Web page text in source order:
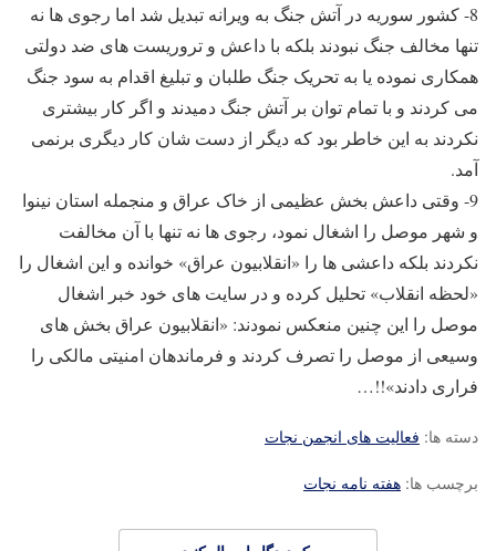
8- کشور سوریه در آتش جنگ به ویرانه تبدیل شد اما رجوی ها نه
تنها مخالف جنگ نبودند بلکه با داعش و تروریست های ضد دولتی
همکاری نموده یا به تحریک جنگ طلبان و تبلیغ اقدام به سود جنگ
می کردند و با تمام توان بر آتش جنگ دمیدند و اگر کار بیشتری
نکردند به این خاطر بود که دیگر از دست شان کار دیگری برنمی
آمد.
9- وقتی داعش بخش عظیمی از خاک عراق و منجمله استان نینوا
و شهر موصل را اشغال نمود، رجوی ها نه تنها با آن مخالفت
نکردند بلکه داعشی ها را «انقلابیون عراق» خوانده و این اشغال را
«لحظه انقلاب» تحلیل کرده و در سایت های خود خبر اشغال
موصل را این چنین منعکس نمودند: «انقلابیون عراق بخش های
وسیعی از موصل را تصرف کردند و فرماندهان امنیتی مالکی را
فراری دادند»!!…
دسته ها: فعالیت های انجمن نجات
برچسب ها: هفته نامه نجات